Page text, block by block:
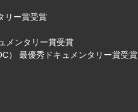
リー賞受賞
メンタリー賞受賞
） 最優秀ドキュメンタリー賞受賞